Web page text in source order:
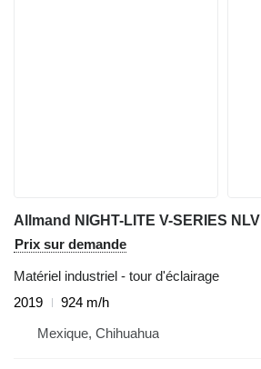
Allmand NIGHT-LITE V-SERIES NLV
Prix sur demande
Matériel industriel - tour d'éclairage
2019
924 m/h
Mexique, Chihuahua